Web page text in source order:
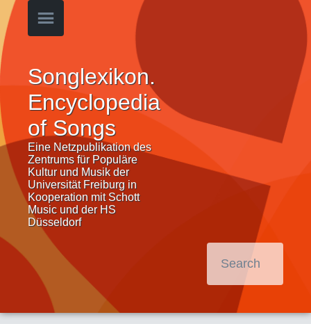
Songlexikon.
Encyclopedia
of Songs
Eine Netzpublikation des
Zentrums für Populäre
Kultur und Musik der
Universität Freiburg in
Kooperation mit Schott
Music und der HS
Düsseldorf